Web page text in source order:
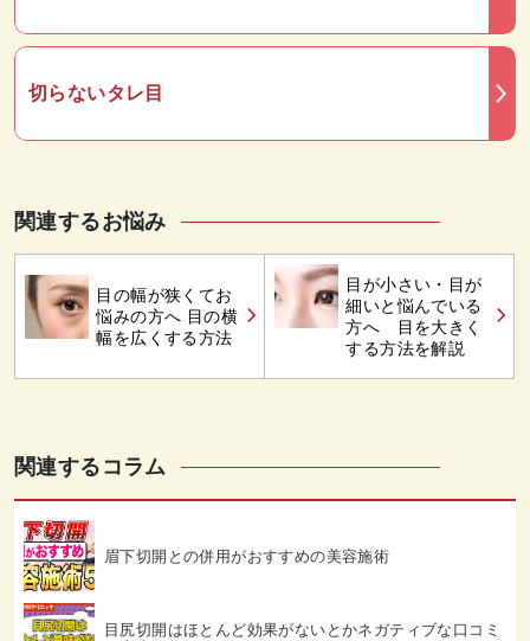
切らないタレ目
関連するお悩み
目の幅が狭くてお
悩みの方へ 目の横
幅を広くする方法
目が小さい・目が
細いと悩んでいる
方へ 目を大きく
する方法を解説
関連するコラム
眉下切開との併用がおすすめの美容施術
目尻切開はほとんど効果がないとかネガティブな口コミ